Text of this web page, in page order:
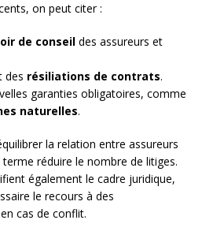
on peut citer :
de conseil des assureurs et
des résiliations de contrats.
garanties obligatoires, comme
naturelles.
la relation entre assureurs
réduire le nombre de litiges.
également le cadre juridique,
le recours à des
cas de conflit.